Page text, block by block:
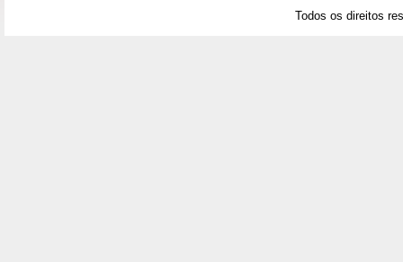
Todos os direitos